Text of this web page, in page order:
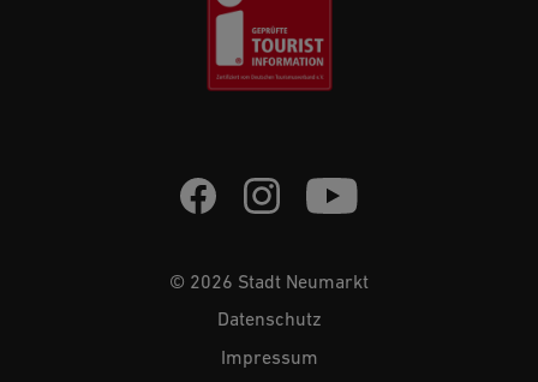
© 2026 Stadt Neumarkt
Datenschutz
Impressum